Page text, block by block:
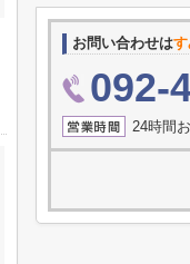
お問い合わせは
092-
24時間